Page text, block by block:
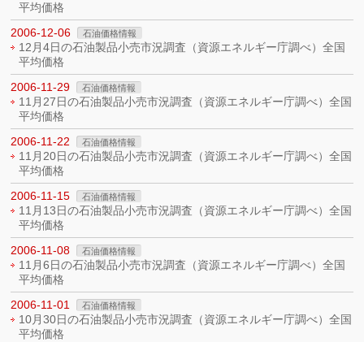
平均価格
2006-12-06
石油価格情報
12月4日の石油製品小売市況調査（資源エネルギー庁調べ）全国
平均価格
2006-11-29
石油価格情報
11月27日の石油製品小売市況調査（資源エネルギー庁調べ）全国
平均価格
2006-11-22
石油価格情報
11月20日の石油製品小売市況調査（資源エネルギー庁調べ）全国
平均価格
2006-11-15
石油価格情報
11月13日の石油製品小売市況調査（資源エネルギー庁調べ）全国
平均価格
2006-11-08
石油価格情報
11月6日の石油製品小売市況調査（資源エネルギー庁調べ）全国
平均価格
2006-11-01
石油価格情報
10月30日の石油製品小売市況調査（資源エネルギー庁調べ）全国
平均価格